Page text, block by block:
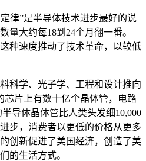
”是半导体技术进步最好的说
量大约每18到24个月翻一番。
种速度推动了技术革命，以较低
学、光子学、工程和设计推向
芯片上有数十亿个晶体管，电路
导体晶体管比人类头发细10,000
步，消费者以更低的价格从更多
创新促进了美国经济，创造了美
的生活方式。